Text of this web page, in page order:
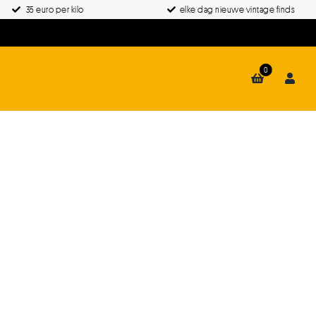
35 euro per kilo elke dag nieuwe vintage finds
0